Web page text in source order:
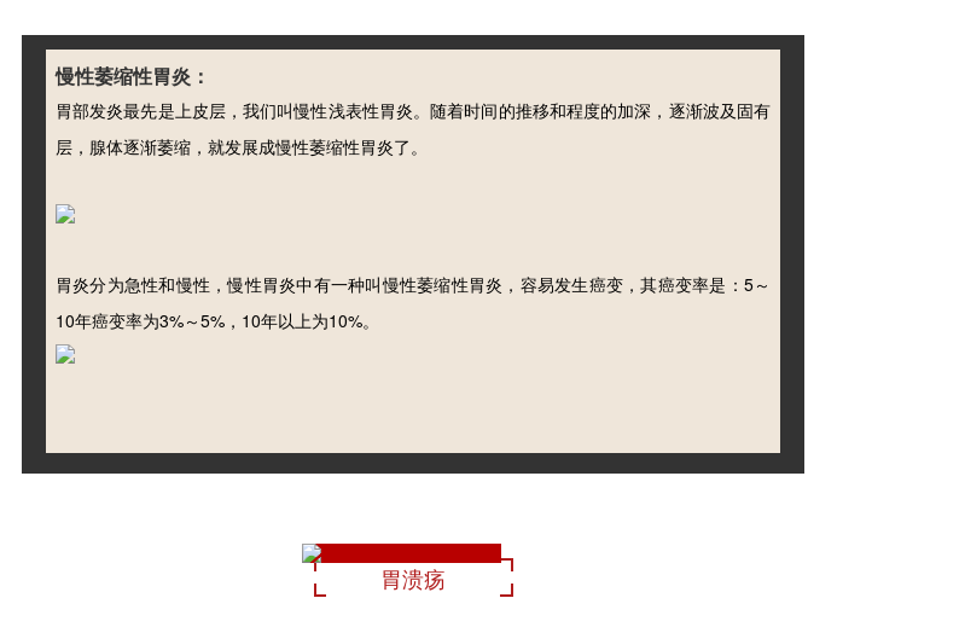
慢性萎缩性胃炎：
胃部发炎最先是上皮层，我们叫慢性浅表性胃炎。随着时间的推移和程度的加深，逐渐波及固有
层，腺体逐渐萎缩，就发展成慢性萎缩性胃炎了。
胃炎分为急性和慢性，慢性胃炎中有一种叫慢性萎缩性胃炎，容易发生癌变，其癌变率是： 5～
10年癌变率为3% ～ 5% ， 10年以上为10%。
胃溃疡